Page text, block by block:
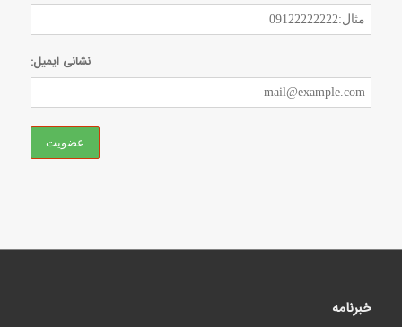
نشانی ایمیل:
خبرنامه